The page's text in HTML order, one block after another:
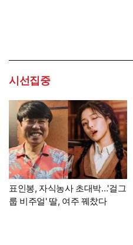
시선집중
표인봉, 자식농사 초대박…'걸그
룹 비주얼' 딸, 여주 꿰찼다